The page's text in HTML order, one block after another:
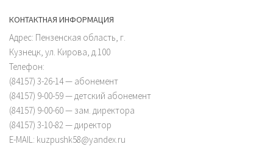
КОНТАКТНАЯ ИНФОРМАЦИЯ
Адрес: Пензенская область, г.
Кузнецк, ул. Кирова, д.100
Телефон:
(84157) 3-26-14 — абонемент
(84157) 9-00-59 — детский абонемент
(84157) 9-00-60 — зам. директора
(84157) 3-10-82 — директор
E-MAIL: kuzpushk58@yandex.ru